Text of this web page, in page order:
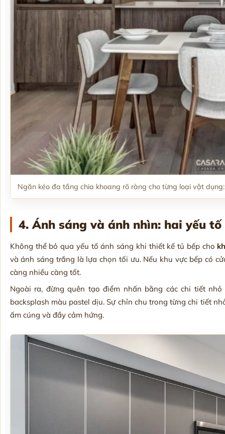
Ngăn kéo đa tầng chia khoang rõ ràng cho từng loại vật
4. Ánh sáng và ánh nhìn: hai yếu
Không thể bỏ qua yếu tố ánh sáng khi thiết kế tủ bếp cho
và ánh sáng trắng là lựa chọn tối ưu. Nếu khu vực bếp có
càng nhiều càng tốt.
Ngoài ra, đừng quên tạo điểm nhấn bằng các chi tiết
backsplash màu pastel dịu. Sự chỉn chu trong từng chi tiết
ấm cúng và đầy cảm hứng.